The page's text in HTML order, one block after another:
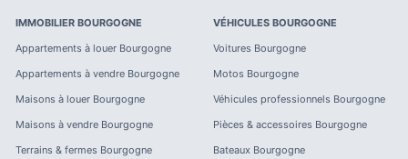
IMMOBILIER BOURGOGNE
Appartements à louer Bourgogne
Appartements à vendre Bourgogne
Maisons à louer Bourgogne
Maisons à vendre Bourgogne
Terrains & fermes Bourgogne
VÉHICULES BOURGOGNE
Voitures Bourgogne
Motos Bourgogne
Véhicules professionnels Bourgogne
Pièces & accessoires Bourgogne
Bateaux Bourgogne